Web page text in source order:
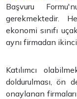
Başvuru
gerekmektedir.
ekonomi sınıfı
aynı firmadan
Katılımcı
doldurulması, ön
onaylanan